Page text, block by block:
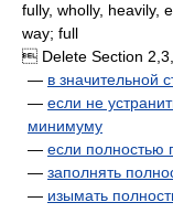
fully, wholly, heavily,
way; full
 Delete Section
— в значительной
— если не
минимуму
— если полностью
— заполнять
— изымать